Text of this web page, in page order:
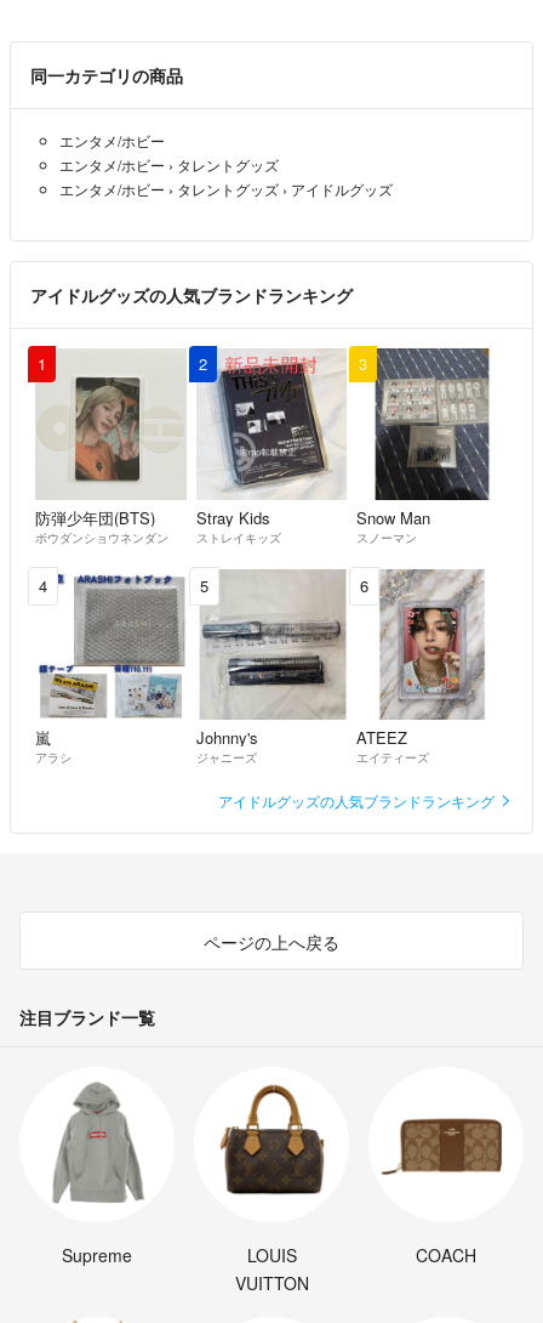
🔸月曜日〜金曜日は仕事の都合上
コメントのお返事は直ぐに返信できません。
自宅保管の為完璧を求める方、神経質な方はご遠慮下さい。
致します。
いきなり購入OK!!
同一カテゴリの商品
エンタメ/ホビー
エンタメ/ホビー › タレントグッズ
エンタメ/ホビー › タレントグッズ › アイドルグッズ
アイドルグッズの人気ブランドランキング
1
防弾少年団(BTS)
ボウダンショウネンダン
2
Stray Kids
ストレイキッズ
3
Snow Man
スノーマン
4
嵐
アラシ
5
Johnny's
ジャニーズ
6
ATEEZ
エイティーズ
アイドルグッズの人気ブランドランキング
ページの上へ戻る
注目ブランド一覧
Supreme
LOUIS
VUITTON
COACH